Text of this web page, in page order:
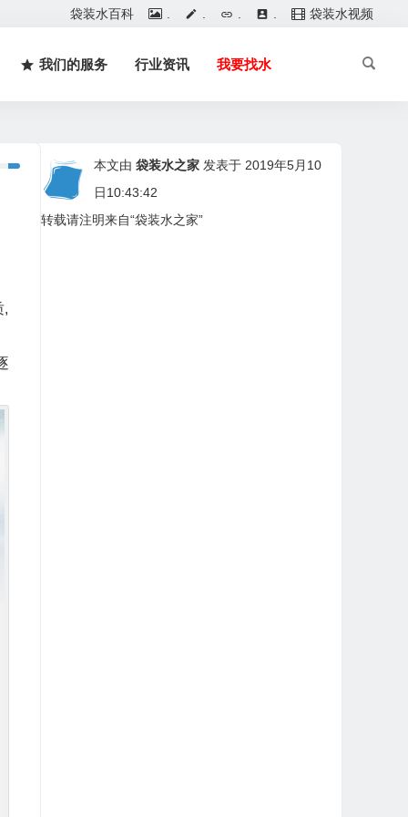
袋装水百科 袋装水视频
我们的服务 行业资讯 我要找水
,
本文由 袋装水之家发表于 2019年5月10
日10:43:42
转载请注明来自“袋装水之家”